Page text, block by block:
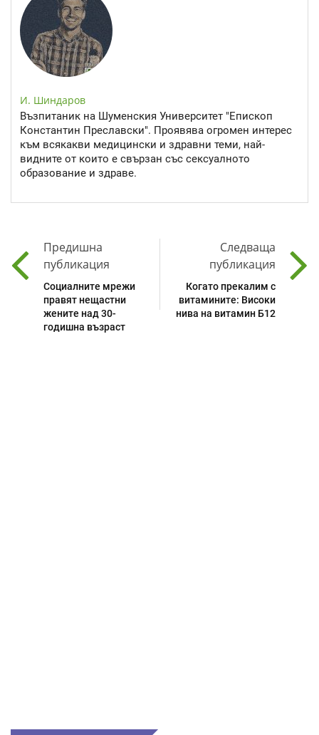
И. Шиндаров
Възпитаник на Шуменския Университет "Епископ
Константин Преславски". Проявява огромен интерес
към всякакви медицински и здравни теми, най-
видните от които е свързан със сексуалното
образование и здраве.
Предишна
публикация
Социалните мрежи
правят нещастни
жените над 30-
годишна възраст
Следваща
публикация
Когато прекалим с
витамините: Високи
нива на витамин Б12